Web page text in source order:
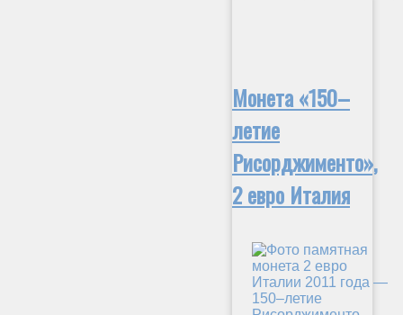
Монета «150–
летие
Рисорджименто»,
2 евро Италия